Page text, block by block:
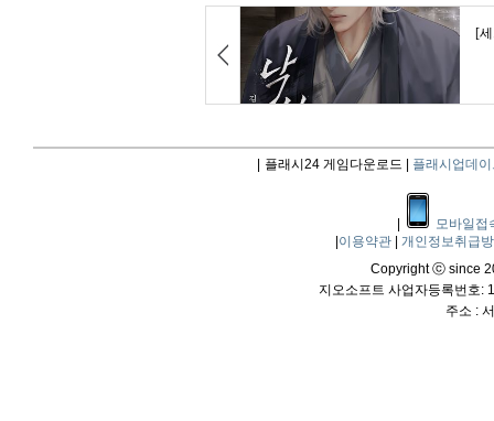
플래시24 게임다운로드 | 플래시업데이
모바일접
이용약관
개인정보취급
Copyright ⓒ since
지오소프트 사업자등록번호:
주소 :